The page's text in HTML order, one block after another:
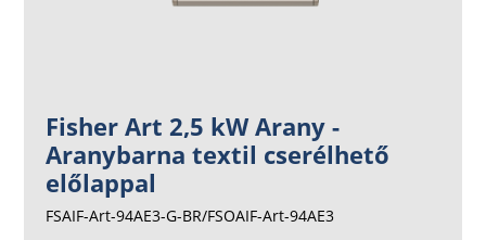
Fisher Art 2,5 kW Arany -
Aranybarna textil cserélhető
előlappal
FSAIF-Art-94AE3-G-BR/FSOAIF-Art-94AE3